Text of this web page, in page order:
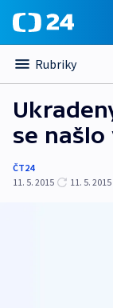
Rubriky
se
ČT24
11. 5. 2015
11. 5. 2015